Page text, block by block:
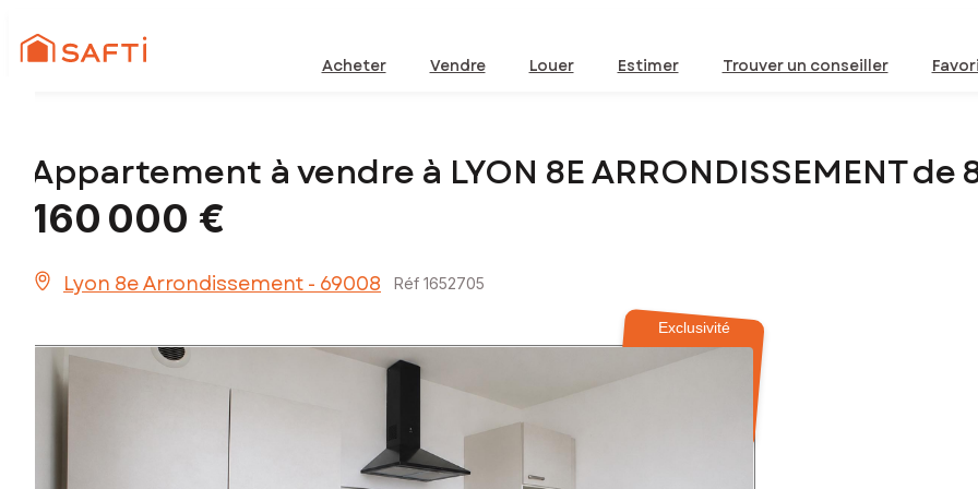
Acheter Vendre Louer Estimer Trouver un conseiller
Appartement à vendre à LYON 8E ARRONDISSEMENT de
160 000 €
Lyon 8e Arrondissement - 69008 Réf 1652705
Exclusivité